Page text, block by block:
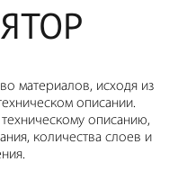
материалов, исходя из
описании.
описанию,
количества слоев и